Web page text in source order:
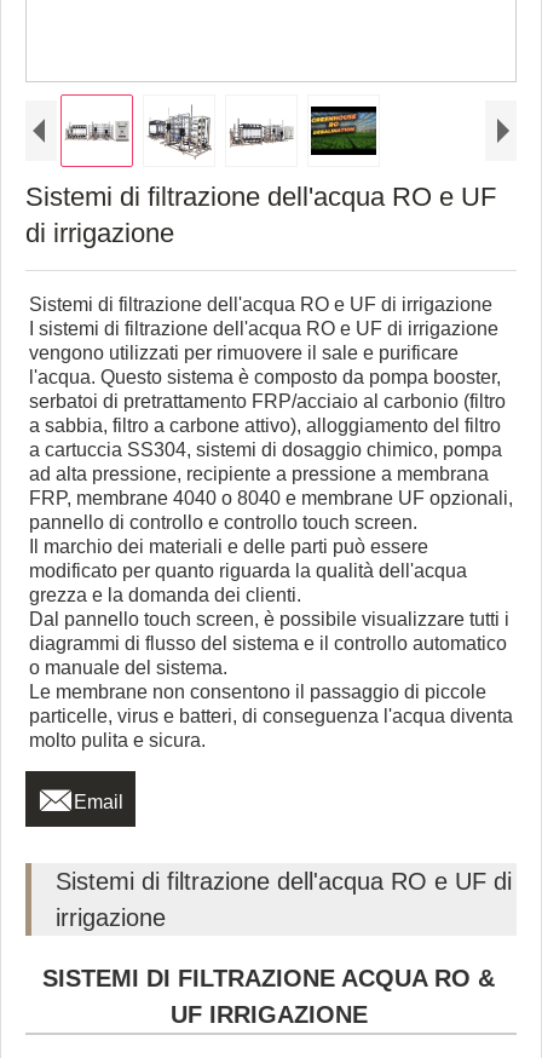
Sistemi di filtrazione dell'acqua RO e UF
di irrigazione
Sistemi di filtrazione dell'acqua RO e UF di irrigazione
I sistemi di filtrazione dell'acqua RO e UF di irrigazione
vengono utilizzati per rimuovere il sale e purificare
l'acqua. Questo sistema è composto da pompa booster,
serbatoi di pretrattamento FRP/acciaio al carbonio (filtro
a sabbia, filtro a carbone attivo), alloggiamento del filtro
a cartuccia SS304, sistemi di dosaggio chimico, pompa
ad alta pressione, recipiente a pressione a membrana
FRP, membrane 4040 o 8040 e membrane UF opzionali,
pannello di controllo e controllo touch screen.
Il marchio dei materiali e delle parti può essere
modificato per quanto riguarda la qualità dell'acqua
grezza e la domanda dei clienti.
Dal pannello touch screen, è possibile visualizzare tutti i
diagrammi di flusso del sistema e il controllo automatico
o manuale del sistema.
Le membrane non consentono il passaggio di piccole
particelle, virus e batteri, di conseguenza l'acqua diventa
molto pulita e sicura.
 Email
Sistemi di filtrazione dell'acqua RO e UF di
irrigazione
SISTEMI DI FILTRAZIONE ACQUA RO &
UF IRRIGAZIONE